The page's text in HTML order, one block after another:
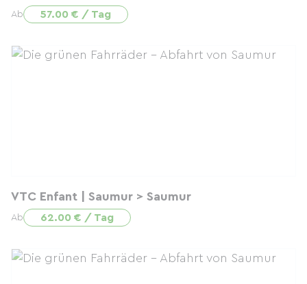
Ab 57.00 € / Tag
VTC Enfant | Saumur > Saumur
Ab 62.00 € / Tag